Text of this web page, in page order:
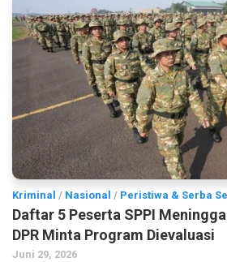
Kriminal / Nasional / Peristiwa & Serba
Daftar 5 Peserta SPPI
DPR Minta Program Dievaluasi
Juni 29, 2026